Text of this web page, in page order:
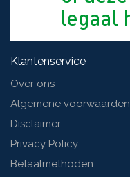
Klantenservice
Over ons
Algemene voorwaarden
Disclaimer
Privacy Policy
Betaalmethoden